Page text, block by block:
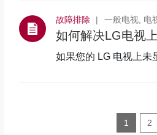
故障排除 一般电视, 电
如何解决LG电视
如果您的 LG 电视上未
1 2